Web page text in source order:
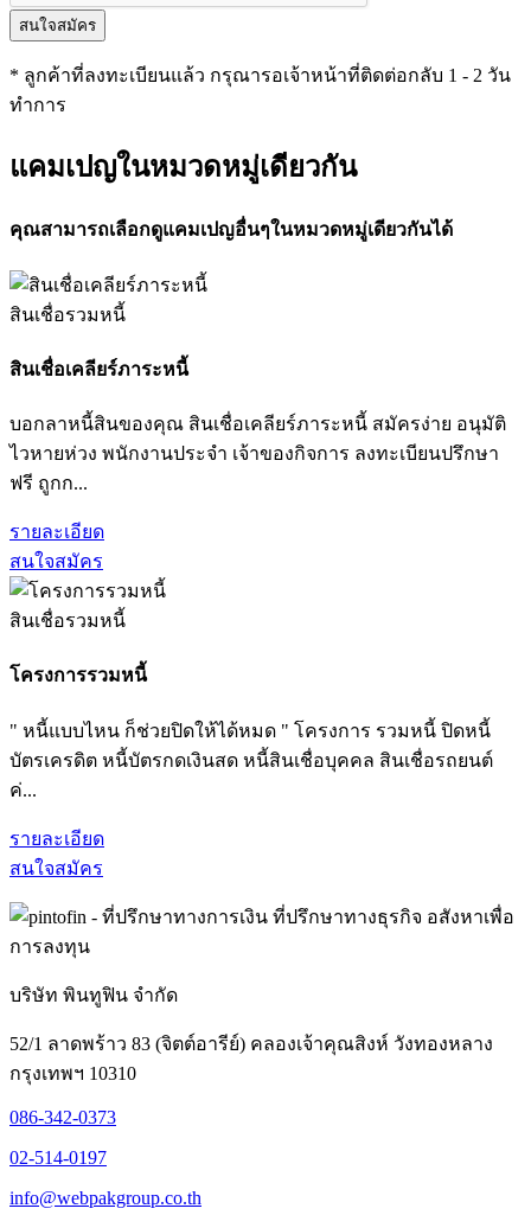
สนใจสมัคร
* ลูกค้าที่ลงทะเบียนแล้ว กรุณารอเจ้าหน้าที่ติดต่อกลับ 1 - 2 วัน
ทำการ
แคมเปญในหมวดหมู่เดียวกัน
คุณสามารถเลือกดูแคมเปญอื่นๆในหมวดหมู่เดียวกันได้
สินเชื่อรวมหนี้
สินเชื่อเคลียร์ภาระหนี้
บอกลาหนี้สินของคุณ สินเชื่อเคลียร์ภาระหนี้ สมัครง่าย อนุมัติ
ไวหายห่วง พนักงานประจำ เจ้าของกิจการ ลงทะเบียนปรึกษา
ฟรี ถูกก...
รายละเอียด
สนใจสมัคร
สินเชื่อรวมหนี้
โครงการรวมหนี้
" หนี้แบบไหน ก็ช่วยปิดให้ได้หมด " โครงการ รวมหนี้ ปิดหนี้
บัตรเครดิต หนี้บัตรกดเงินสด หนี้สินเชื่อบุคคล สินเชื่อรถยนต์
ค่...
รายละเอียด
สนใจสมัคร
บริษัท พินทูฟิน จำกัด
52/1 ลาดพร้าว 83 (จิตต์อารีย์) คลองเจ้าคุณสิงห์ วังทองหลาง
กรุงเทพฯ 10310
086-342-0373
02-514-0197
info@webpakgroup.co.th